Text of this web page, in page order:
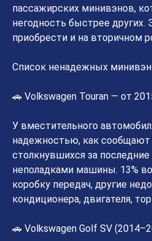
пассажирских минивэнов,
негодность быстрее
приобрести и на вторичном
Список ненадежных
🚗 Volkswagen Touran — от
У вместительного
надежностью, как сообщают
столкнувшихся за последние
неполадками машины. 13%
коробку передач, другие
кондиционера, двигателя,
🚗 Volkswagen Golf SV